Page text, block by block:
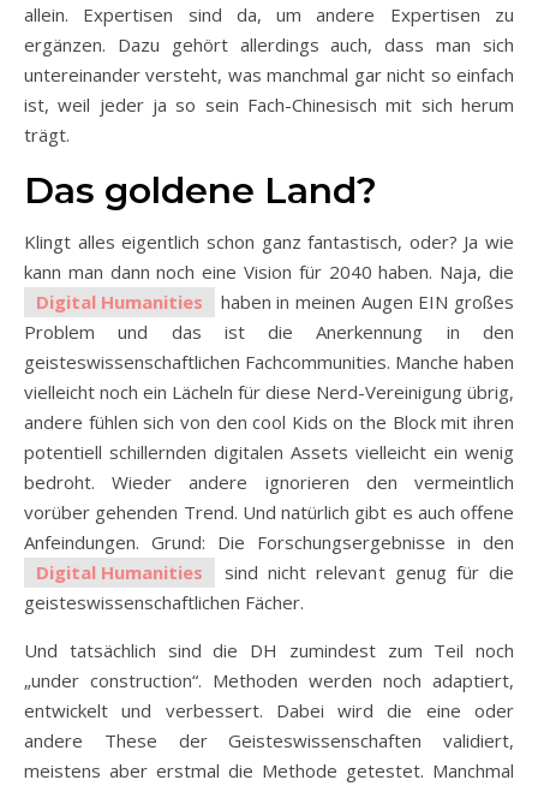
allein. Expertisen sind da, um andere Expertisen zu
ergänzen. Dazu gehört allerdings auch, dass man sich
untereinander versteht, was manchmal gar nicht so einfach
ist, weil jeder ja so sein Fach-Chinesisch mit sich herum
trägt.
Das goldene Land?
Klingt alles eigentlich schon ganz fantastisch, oder? Ja wie
kann man dann noch eine Vision für 2040 haben. Naja, die
Digital Humanities
haben in meinen Augen EIN großes
Problem und das ist die Anerkennung in den
geisteswissenschaftlichen Fachcommunities. Manche haben
vielleicht noch ein Lächeln für diese Nerd-Vereinigung übrig,
andere fühlen sich von den cool Kids on the Block mit ihren
potentiell schillernden digitalen Assets vielleicht ein wenig
bedroht. Wieder andere ignorieren den vermeintlich
vorüber gehenden Trend. Und natürlich gibt es auch offene
Anfeindungen. Grund: Die Forschungsergebnisse in den
Digital Humanities
sind nicht relevant genug für die
geisteswissenschaftlichen Fächer.
Und tatsächlich sind die DH zumindest zum Teil noch
„under construction“. Methoden werden noch adaptiert,
entwickelt und verbessert. Dabei wird die eine oder
andere These der Geisteswissenschaften validiert,
meistens aber erstmal die Methode getestet. Manchmal